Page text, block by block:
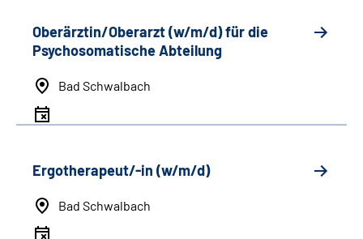
Oberärztin/Oberarzt (w/m/d) für die
Psychosomatische Abteilung
Bad Schwalbach
Ergotherapeut/-in (w/m/d)
Bad Schwalbach